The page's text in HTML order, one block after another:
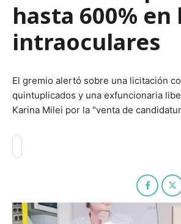
hasta 600%
intraoculares
El gremio alertó sobre una licitación
quintuplicados y una exfuncionaria
Karina Milei por la "venta de